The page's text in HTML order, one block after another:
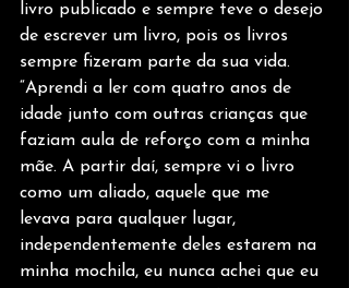
livro publicado e sempre teve o desejo
de escrever um livro, pois os livros
sempre fizeram parte da sua vida.
“Aprendi a ler com quatro anos de
idade junto com outras crianças que
faziam aula de reforço com a minha
mãe. A partir daí, sempre vi o livro
como um aliado, aquele que me
levava para qualquer lugar,
independentemente deles estarem na
minha mochila, eu nunca achei que eu